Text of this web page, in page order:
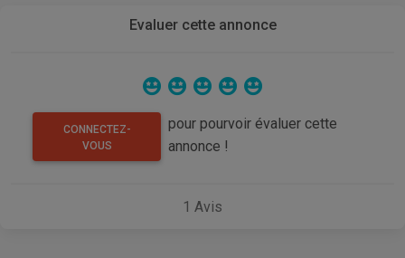
Evaluer cette annonce
CONNECTEZ-
VOUS
pour pourvoir évaluer cette
annonce !
1 Avis